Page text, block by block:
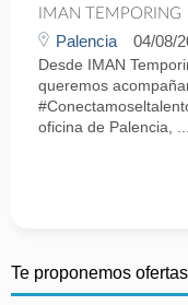
IMAN TEMPORING
Palencia 04/08/
Desde IMAN
queremos
oficina de Palencia, ...
Te proponemos